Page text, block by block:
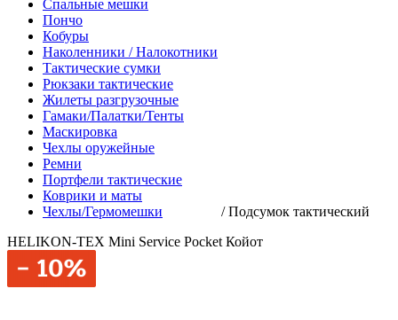
Спальные мешки
Пончо
Кобуры
Наколенники / Налокотники
Тактические сумки
Рюкзаки тактические
Жилеты разгрузочные
Гамаки/Палатки/Тенты
Маскировка
Чехлы оружейные
Ремни
Портфели тактические
Коврики и маты
Чехлы/Гермомешки
/Подсумок тактический
HELIKON-TEX Mini Service Pocket Койот